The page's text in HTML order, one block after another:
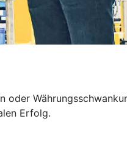
oder
Erfolg.